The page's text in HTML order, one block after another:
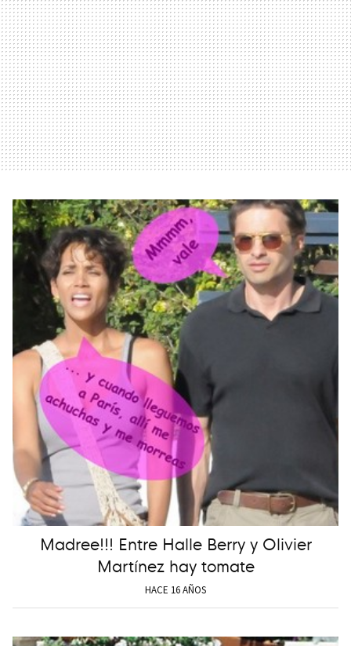
Madree!!! Entre Halle Berry y Olivier
Martínez hay tomate
HACE 16 AÑOS